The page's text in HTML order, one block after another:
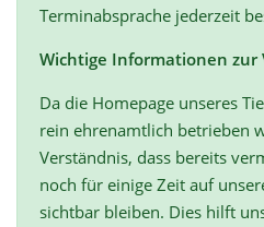
Terminabsprache jederzeit
Wichtige Informationen zur
Da die Homepage unseres
rein ehrenamtlich betrieben
Verständnis, dass bereits
noch für einige Zeit auf
sichtbar bleiben. Dies hilft